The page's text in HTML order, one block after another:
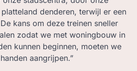
denderen, terwijl er een
kans om deze treinen sneller
zodat we met woningbouw in
kunnen beginnen, moeten we
aangrijpen.”